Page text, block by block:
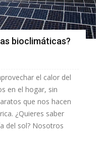
bioclimáticas?
el calor del
en el hogar, sin
que nos hacen
¿Quieres saber
del sol? Nosotros